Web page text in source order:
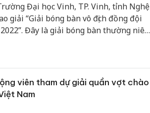
Đại học Vinh, TP. Vinh, tỉnh Nghệ
giải “Giải bóng bàn vô địch đồng đội
Đây là giải bóng bàn thường niên
viên tham dự giải quần vợt chào
Nam